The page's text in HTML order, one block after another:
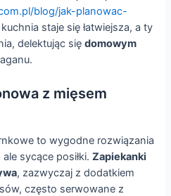
blog/jak-planowac-
staje się łatwiejsza, a ty
delektując siędomowym
z mięsem
to wygodne rozwiązania
sycące posiłki.Zapiekanki
, zazwyczaj z dodatkiem
często serwowane z